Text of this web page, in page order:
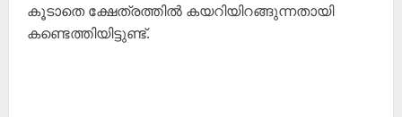
കൂടാതെ ക്ഷേത്രത്തിൽ കയറിയിറങ്ങുന്നതായി
കണ്ടെത്തിയിട്ടുണ്ട്.